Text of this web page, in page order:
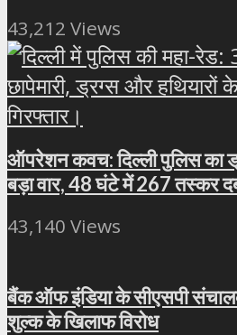
43,212 Views
ऑपरेशन कवच: दिल्ली पुलिस का
बड़ा वार, 48 घंटे में 267 तस्कर
43,140 Views
बैंक ऑफ इंडिया के सीएसपी
शुल्क के खिलाफ विरोध